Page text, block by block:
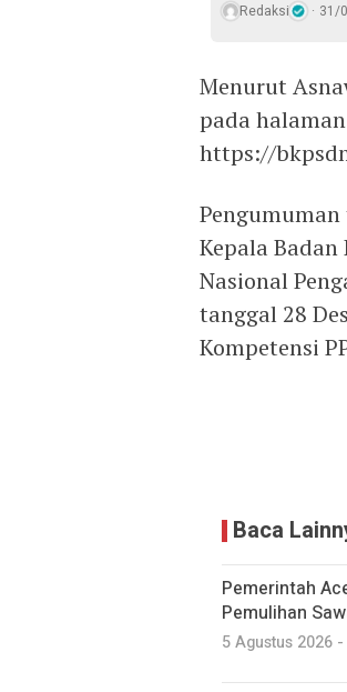
Redaksi 31/
Menurut
pada
https://
Kepala Badan
Nasional
tanggal 28
Kompetensi
Baca
Pemerintah
Pemulihan
5 Agustus 2026 -